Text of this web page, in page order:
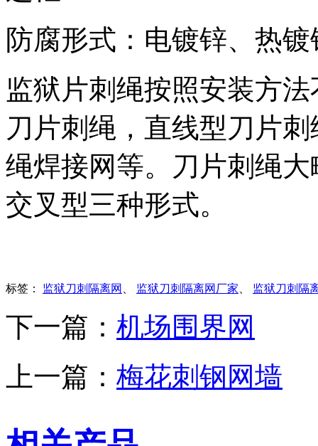
防腐形式：电镀锌、热
监狱片刺绳按照安装方
刀片刺绳，直线型刀片
绳焊接网等。刀片刺绳
交叉型三种形式。
标签： 监狱刀刺隔离网 、 监狱刀刺隔离网厂家、 监狱刀刺隔
下一篇： 机场围界网
上一篇： 梅花刺钢网墙